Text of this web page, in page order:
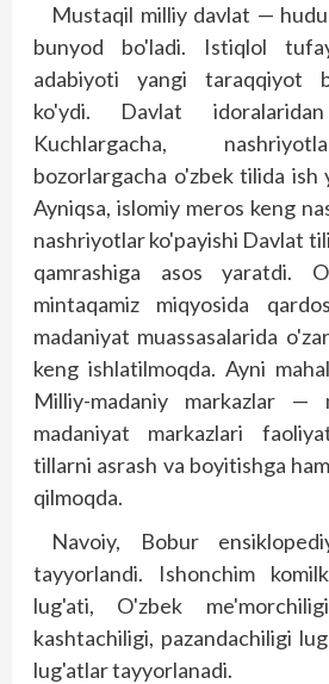
Mustaqil milliy davlat —
bunyod bo'ladi. Istiqlol
adabiyoti yangi taraqqiyot
ko'ydi. Davlat
Kuchlargacha,
bozorlargacha o'zbek tilida ish
Ayniqsa, islomiy meros keng
nashriyotlar ko'payishi Davlat
qamrashiga asos yaratdi.
mintaqamiz miqyosida
madaniyat muassasalarida
keng ishlatilmoqda. Ayni
Milliy-madaniy markazlar —
madaniyat markazlari
tillarni asrash va boyitishga
qilmoqda.
Navoiy, Bobur
tayyorlandi. Ishonchim
lug'ati, O'zbek
kashtachiligi, pazandachiligi
lug'atlar tayyorlanadi.